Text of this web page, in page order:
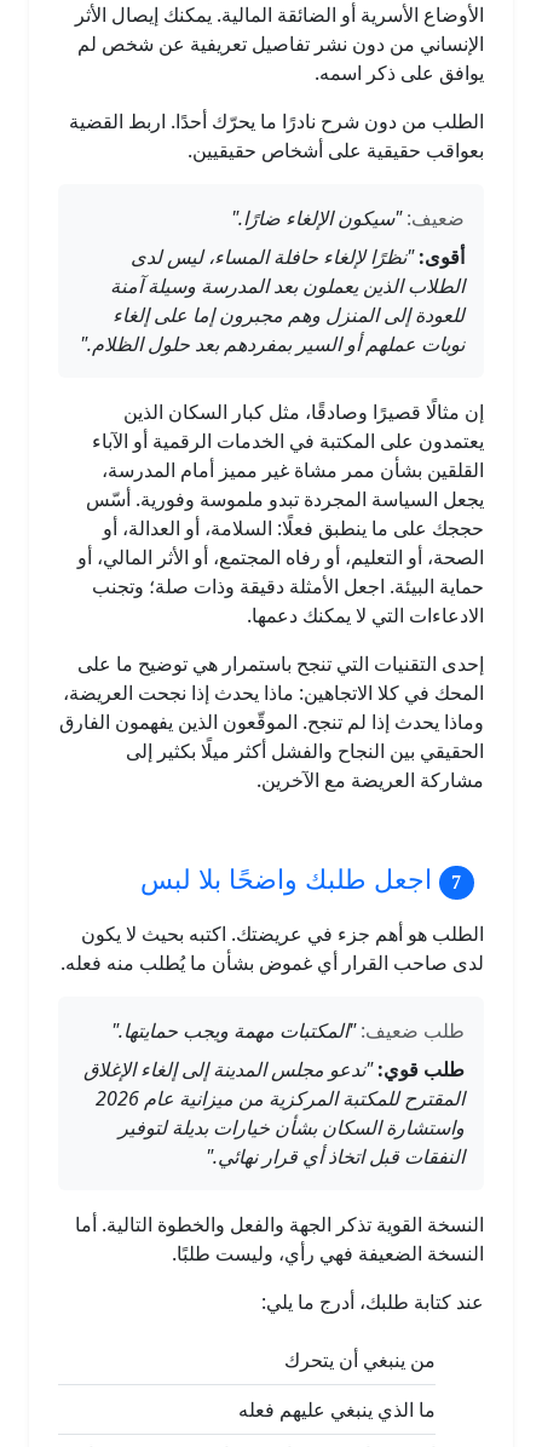
الأوضاع الأسرية أو الضائقة المالية. يمكنك إيصال الأثر
الإنساني من دون نشر تفاصيل تعريفية عن شخص لم
يوافق على ذكر اسمه.
الطلب من دون شرح نادرًا ما يحرّك أحدًا. اربط القضية
بعواقب حقيقية على أشخاص حقيقيين.
ضعيف: "سيكون الإلغاء ضارًا."
أقوى: "نظرًا لإلغاء حافلة المساء، ليس لدى
الطلاب الذين يعملون بعد المدرسة وسيلة آمنة
للعودة إلى المنزل وهم مجبرون إما على إلغاء
نوبات عملهم أو السير بمفردهم بعد حلول الظلام."
إن مثالًا قصيرًا وصادقًا، مثل كبار السكان الذين
يعتمدون على المكتبة في الخدمات الرقمية أو الآباء
القلقين بشأن ممر مشاة غير مميز أمام المدرسة،
يجعل السياسة المجردة تبدو ملموسة وفورية. أسّس
حججك على ما ينطبق فعلًا: السلامة، أو العدالة، أو
الصحة، أو التعليم، أو رفاه المجتمع، أو الأثر المالي، أو
حماية البيئة. اجعل الأمثلة دقيقة وذات صلة؛ وتجنب
الادعاءات التي لا يمكنك دعمها.
إحدى التقنيات التي تنجح باستمرار هي توضيح ما على
المحك في كلا الاتجاهين: ماذا يحدث إذا نجحت العريضة،
وماذا يحدث إذا لم تنجح. الموقّعون الذين يفهمون الفارق
الحقيقي بين النجاح والفشل أكثر ميلًا بكثير إلى
مشاركة العريضة مع الآخرين.
اجعل طلبك واضحًا بلا لبس
الطلب هو أهم جزء في عريضتك. اكتبه بحيث لا يكون
لدى صاحب القرار أي غموض بشأن ما يُطلب منه فعله.
طلب ضعيف: "المكتبات مهمة ويجب حمايتها."
طلب قوي: "ندعو مجلس المدينة إلى إلغاء الإغلاق
المقترح للمكتبة المركزية من ميزانية عام 2026
واستشارة السكان بشأن خيارات بديلة لتوفير
النفقات قبل اتخاذ أي قرار نهائي."
النسخة القوية تذكر الجهة والفعل والخطوة التالية. أما
النسخة الضعيفة فهي رأي، وليست طلبًا.
عند كتابة طلبك، أدرج ما يلي:
من ينبغي أن يتحرك
ما الذي ينبغي عليهم فعله